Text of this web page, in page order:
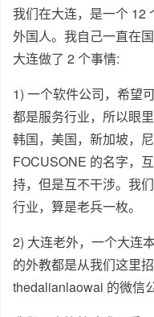
我们在大连，是一个 12
外国人。我自己一直在
大连做了 2 个事情:
1) 一个软件公司，希望
都是服务行业，所以眼
韩国，美国，新加坡，
FOCUSONE 的名字，
持，但是互不干涉。我
行业，算是老兵一枚。
2) 大连老外，一个大连
的外教都是从我们这里招
thedalianlaowai 的微信